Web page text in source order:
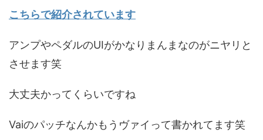
こちらで紹介されています
アンプやペダルのUIがかなりまんまなのがニヤリと
させます笑
大丈夫かってくらいですね
Vaiのパッチなんかもうヴァイって書かれてます笑